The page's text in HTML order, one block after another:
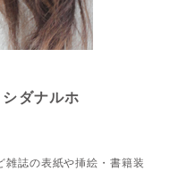
ダナルホ
誌の表紙や挿絵・書籍装